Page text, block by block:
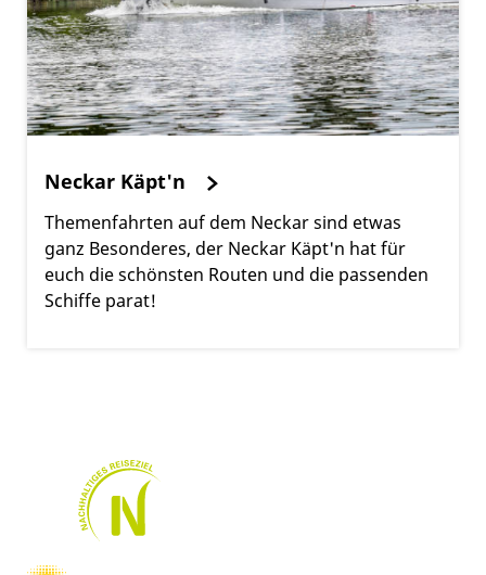
Neckar Käpt'n
Themenfahrten auf dem Neckar sind etwas
ganz Besonderes, der Neckar Käpt'n hat für
euch die schönsten Routen und die passenden
Schiffe parat!